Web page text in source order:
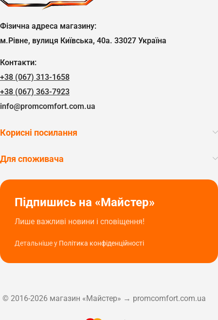
Фізична адреса магазину:
м.Рівне, вулиця Київська, 40а. 33027 Україна
Контакти:
+38 (067) 313-1658
+38 (067) 363-7923
info@promcomfort.com.ua
Корисні посилання
Для споживача
Підпишись на «Майстер»
Лише важливі новини і сповіщення!
Детальніше у Політика конфіденційності
© 2016-2026 магазин «Майстер» → promcomfort.com.ua